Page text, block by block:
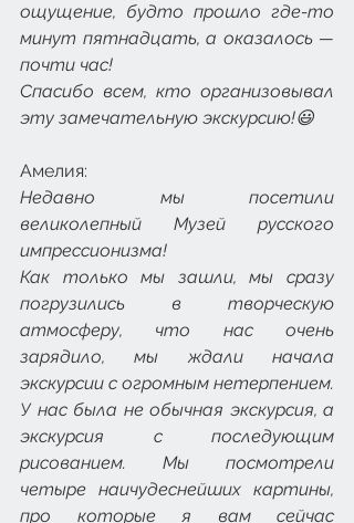
ощущение, будто прошло где-то
минут пятнадцать, а оказалось —
почти час!
Спасибо всем, кто организовывал
эту замечательную экскурсию!😃
Амелия:
Недавно мы посетили
великолепный Музей русского
импрессионизма!
Как только мы зашли, мы сразу
погрузились в творческую
атмосферу, что нас очень
зарядило, мы ждали начала
экскурсии с огромным нетерпением.
У нас была не обычная экскурсия, а
экскурсия с последующим
рисованием. Мы посмотрели
четыре наичудеснейших картины,
про которые я вам сейчас